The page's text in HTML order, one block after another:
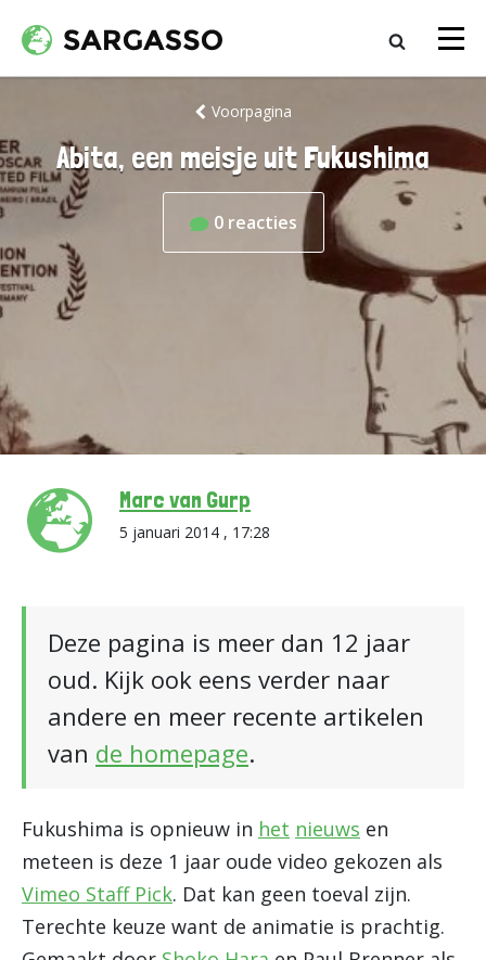
Voorpagina
Abita, een meisje uit Fukushima
0 reacties
Marc van Gurp
5 januari 2014 , 17:28
Deze pagina is meer dan 12 jaar
oud. Kijk ook eens verder naar
andere en meer recente artikelen
van de homepage.
Fukushima is opnieuw in het nieuws en
meteen is deze 1 jaar oude video gekozen als
Vimeo Staff Pick. Dat kan geen toeval zijn.
Terechte keuze want de animatie is prachtig.